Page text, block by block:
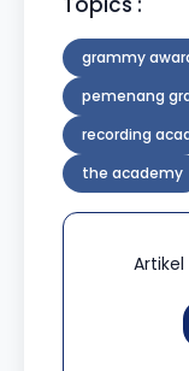
grammy
pemenang
recording
the academy